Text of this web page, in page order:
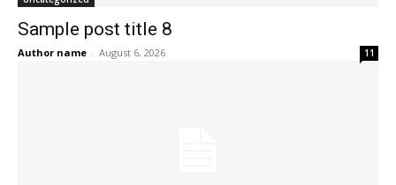
Sample post title 8
Author name - August 6, 2026 11